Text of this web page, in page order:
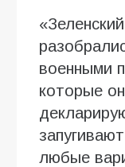
военными
которые
любые